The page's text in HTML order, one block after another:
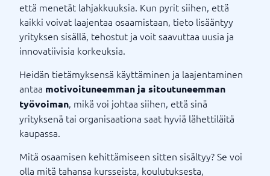
että menetät lahjakkuuksia. Kun pyrit siihen, että
kaikki voivat laajentaa osaamistaan, tieto lisääntyy
yrityksen sisällä, tehostut ja voit saavuttaa uusia ja
innovatiivisia korkeuksia.
Heidän tietämyksensä käyttäminen ja laajentaminen
antaa motivoituneemman ja sitoutuneemman
työvoiman, mikä voi johtaa siihen, että sinä
yrityksenä tai organisaationa saat hyviä lähettiläitä
kaupassa.
Mitä osaamisen kehittämiseen sitten sisältyy? Se voi
olla mitä tahansa kursseista, koulutuksesta,